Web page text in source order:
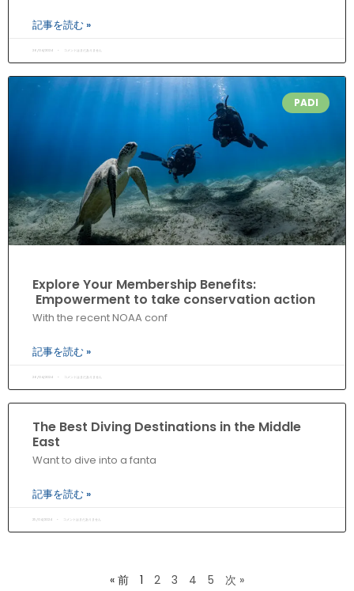
記事を読む »
26/04/2024 コメントはまだありません
PADI
Explore Your Membership Benefits:
Empowerment to take conservation action
With the recent NOAA conf
記事を読む »
26/04/2024 コメントはまだありません
The Best Diving Destinations in the Middle
East
Want to dive into a fanta
記事を読む »
25/04/2024 コメントはまだありません
« 前 1 2 3 4 5 次 »